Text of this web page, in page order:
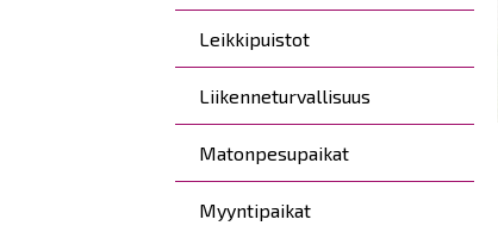
Leikkipuistot
Liikenneturvallisuus
Matonpesupaikat
Myyntipaikat